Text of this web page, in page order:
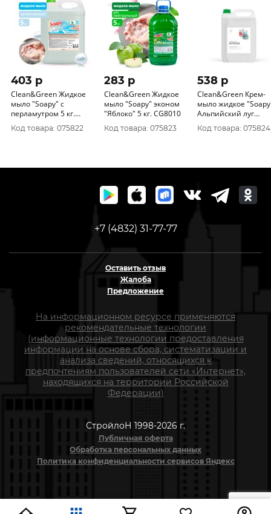
403 p
Clean&Green Жидкое
мыло "Soapy" с
перламутром 5 кг.
CG8011
Код товара: 075822
283 p
Clean&Green Жидкое
мыло "Soapy" эконом
"Яблоко" 5 кг. CG8010
Код товара: 075823
538 p
Clean&Green Крем-
мыло жидкое
Альпийский луг
увлажняющее 5 кг
CG8012
Код товара: 075824
+7 (4832) 31-77-77
Оставить отзыв
Жалоба
Предложение
На информационном ресурсе применяются
рекомендательные технологии
(информационные технологии предоставления
информации на основе сбора, систематизации и
анализа сведений, относящихся к
предпочтениям пользователей сети «Интернет»,
находящихся на территории Российской
Федерации)
СтройлоН 1998-2026 г.
Публичная оферта
Обработка персональных данных
Политика конфиденциальности сервисов Яндекс